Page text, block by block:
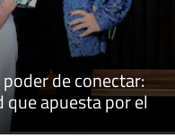
poder de conectar:
que apuesta por el